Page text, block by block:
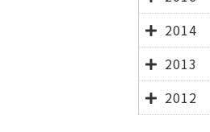
2014
2013
2012